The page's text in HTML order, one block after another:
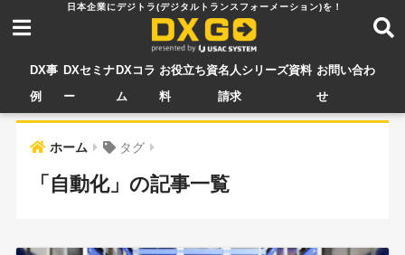
DX事
例
DXセミナ
ー
DXコラ
ム
お役立ち資
料
名人シリーズ資料
請求
お問い合わ
せ
ホーム タグ
「自動化」の記事一覧